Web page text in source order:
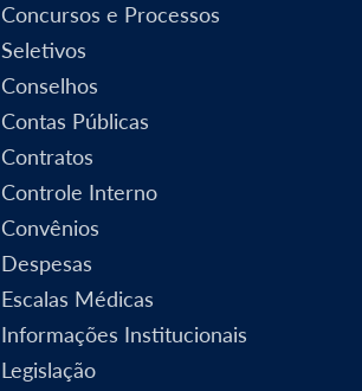
Concursos e Processos
Seletivos
Conselhos
Contas Públicas
Contratos
Controle Interno
Convênios
Despesas
Escalas Médicas
Informações Institucionais
Legislação